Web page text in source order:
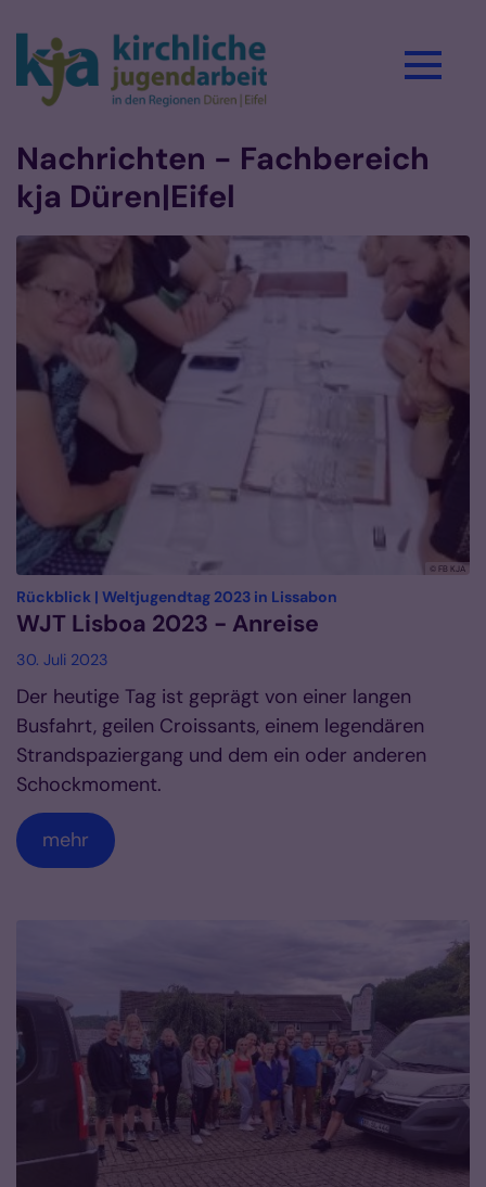
Nachrichten - Fachbereich
kja Düren|Eifel
© FB KJA
Rückblick | Weltjugendtag 2023 in Lissabon
WJT Lisboa 2023 - Anreise
30. Juli 2023
Der heutige Tag ist geprägt von einer langen
Busfahrt, geilen Croissants, einem legendären
Strandspaziergang und dem ein oder anderen
Schockmoment.
mehr